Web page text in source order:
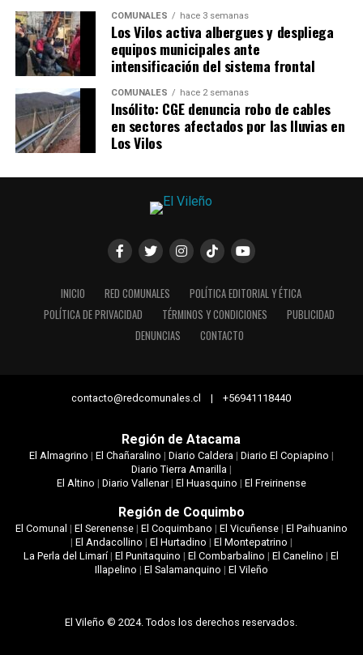
COMUNALES hace 3 semanas
Los Vilos activa albergues y despliega
equipos municipales ante
intensificación del sistema frontal
COMUNALES hace 2 semanas
Insólito: CGE denuncia robo de cables
en sectores afectados por las lluvias en
Los Vilos
INICIO RED COMUNALES
POLÍTICA EDITORIAL Y ÉTICA
POLÍTICA DE PRIVACIDAD
TÉRMINOS Y CONDICIONES
PUBLICIDAD
DENUNCIAS
CONTACTO
contacto@redcomunales.cl | +56941118440
Región de Atacama
El Almagrino | El Chañaralino | Diario Caldera| Diario El Copiapino |
Diario Tierra Amarilla|
El Altino | Diario Vallenar| El Huasquino | El Freirinense
Región de Coquimbo
El Comunal | El Serenense| El Coquimbano | El Vicuñense| El Paihuanino
| El Andacollino | El Hurtadino | El Montepatrino |
La Perla del Limarí|El Punitaquino |El Combarbalino |El Canelino |El
Illapelino | El Salamanquino | El Vileño
El Vileño © 2024. Todos los derechos reservados.